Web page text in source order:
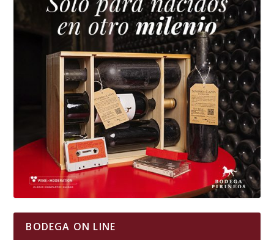
BODEGA ON LINE